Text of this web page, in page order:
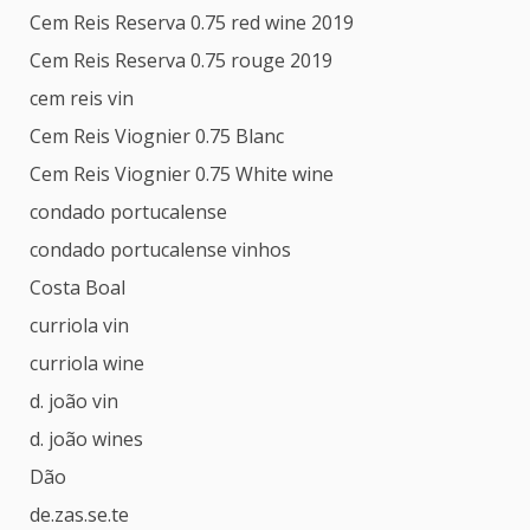
Cem Reis Reserva 0.75 red wine 2019
Cem Reis Reserva 0.75 rouge 2019
cem reis vin
Cem Reis Viognier 0.75 Blanc
Cem Reis Viognier 0.75 White wine
condado portucalense
condado portucalense vinhos
Costa Boal
curriola vin
curriola wine
d. joão vin
d. joão wines
Dão
de.zas.se.te